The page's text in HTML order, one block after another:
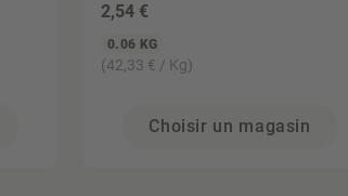
2,54 €
0.06 KG
(42,33 € / Kg)
Choisir un magasin